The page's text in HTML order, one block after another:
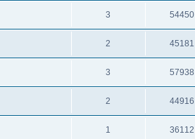
3 54450
2 45181
3 57938
2 44916
1 36112